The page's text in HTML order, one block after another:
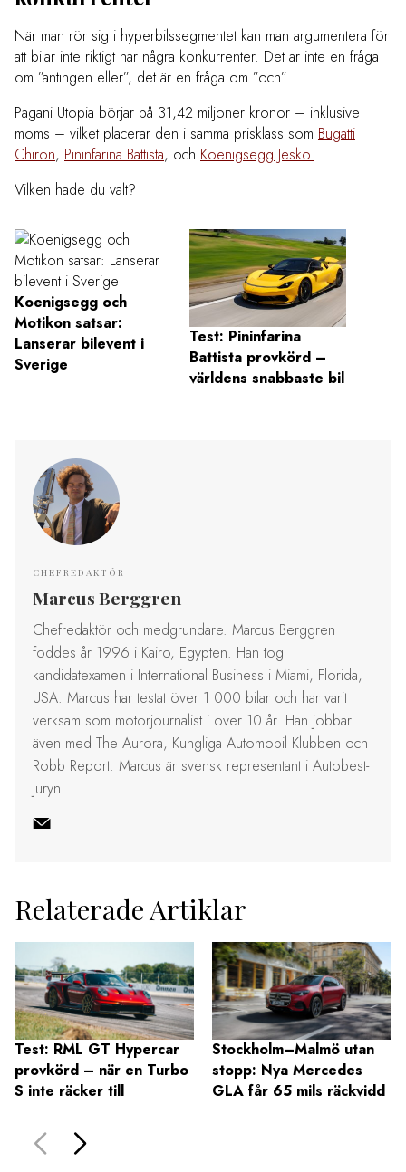
När man rör sig i hyperbilssegmentet kan man argumentera för
att bilar inte riktigt har några konkurrenter. Det är inte en fråga
om ”antingen eller”, det är en fråga om ”och”.
Pagani Utopia börjar på 31,42 miljoner kronor – inklusive
moms – vilket placerar den i samma prisklass som Bugatti
Chiron, Pininfarina Battista, och Koenigsegg Jesko.
Vilken hade du valt?
Koenigsegg och
Motikon satsar:
Lanserar bilevent i
Sverige
Test: Pininfarina
Battista provkörd –
världens snabbaste bil
CHEFREDAKTÖR
Marcus Berggren
Chefredaktör och medgrundare. Marcus Berggren
föddes år 1996 i Kairo, Egypten. Han tog
kandidatexamen i International Business i Miami, Florida,
USA. Marcus har testat över 1 000 bilar och har varit
verksam som motorjournalist i över 10 år. Han jobbar
även med The Aurora, Kungliga Automobil Klubben och
Robb Report. Marcus är svensk representant i Autobest-
juryn.
Relaterade Artiklar
Test: RML GT Hypercar
provkörd – när en Turbo
S inte räcker till
Stockholm–Malmö utan
stopp: Nya Mercedes
GLA får 65 mils räckvidd